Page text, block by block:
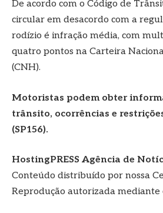
De acordo com o Código de
circular em desacordo com a
rodízio é infração média, com
quatro pontos na Carteira
(CNH).
Motoristas podem obter
trânsito, ocorrências e
(SP156).
HostingPRESS Agência de
Conteúdo distribuído por nossa
Reprodução autorizada